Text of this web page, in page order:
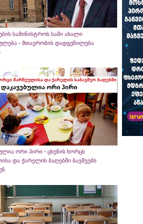
სამინისტროს სამი ახალი
- მთავრობის დადგენილება
ორი პირი - ცხენის ხორცს
და ქარელის ბაღებში ბავშვებს